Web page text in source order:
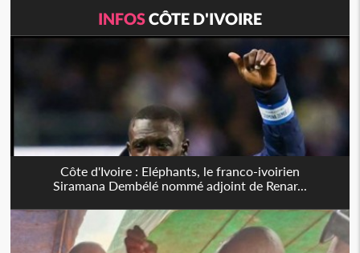
INFOSCÔTE D'IVOIRE
Côte d'Ivoire : Eléphants, le franco-ivoirien
Siramana Dembélé nommé adjoint de Renar...